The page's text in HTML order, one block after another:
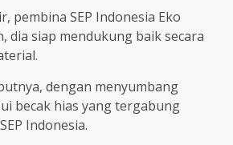
pembina SEP Indonesia Eko
dia siap mendukung baik secara
dengan menyumbang
becak hias yang tergabung
Indonesia.